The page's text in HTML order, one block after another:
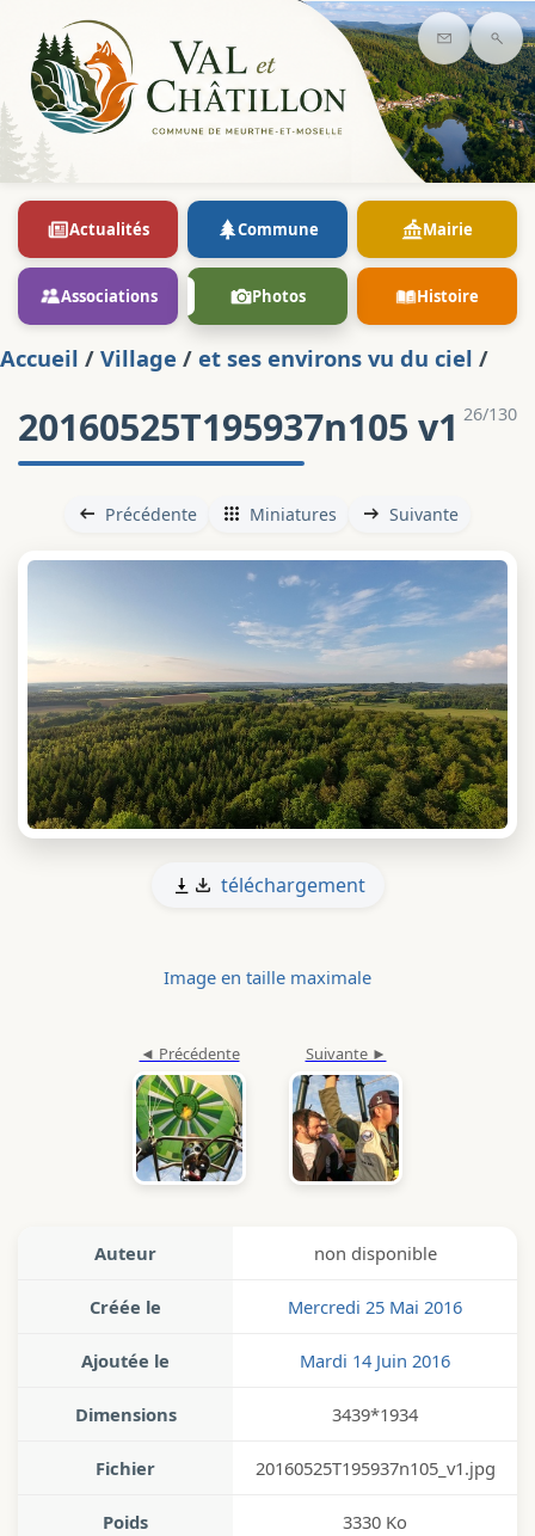
Contact
Actualités Commune Mairie
Associations Photos Histoire
Accueil / Village / et ses environs vu du ciel /
26/130
20160525T195937n105 v1
Précédente Miniatures Suivante
téléchargement
Image en taille maximale
Auteur non disponible
Créée le Mercredi 25 Mai 2016
Ajoutée le Mardi 14 Juin 2016
Dimensions 3439*1934
Fichier 20160525T195937n105_v1.jpg
Poids 3330 Ko